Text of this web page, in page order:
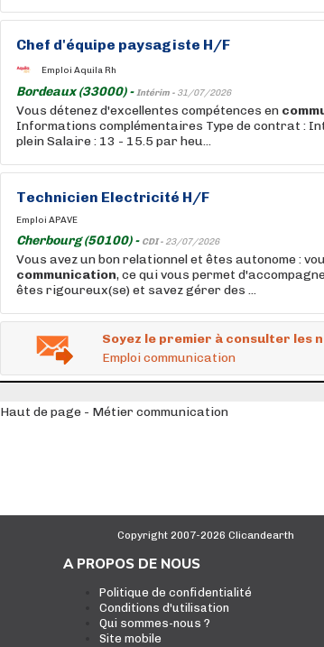
Chef d'équipe paysagiste H/F
Emploi Aquila Rh
Bordeaux (33000) -Intérim - 31/07/2026
Vous détenez d'excellentes compétences en
Informations complémentaires Type de contrat :
plein Salaire : 13 - 15.5 par heu...
Technicien Electricité H/F
Emploi APAVE
Cherbourg (50100) - CDI - 23/07/2026
Vous avez un bon relationnel et êtes autonome :
communication, ce qui vous permet
êtes rigoureux(se) et savez gérer des ...
Soyez le premier à consulter les
Emploi communication
Haut de page - Métier communication
Copyright 2007-2026 Clicandearth
A PROPOS DE NOUS
Politique de confidentialité
Conditions d'utilisation
Qui sommes-nous ?
Site mobile